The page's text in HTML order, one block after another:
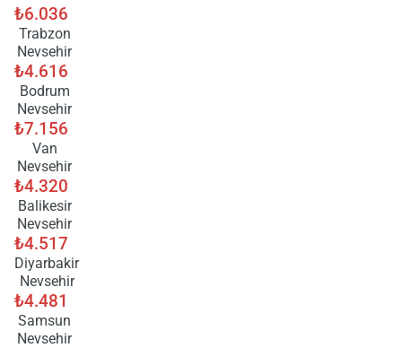
₺6.036
Trabzon
Nevsehir
₺4.616
Bodrum
Nevsehir
₺7.156
Van
Nevsehir
₺4.320
Balikesir
Nevsehir
₺4.517
Diyarbakir
Nevsehir
₺4.481
Samsun
Nevsehir